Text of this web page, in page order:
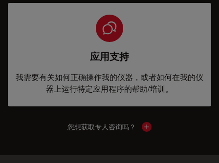
应用支持
我需要有关如何正确操作我的仪器，或者如何在我的仪
器上运行特定应用程序的帮助/培训。
您想获取专人咨询吗？ Show local contacts